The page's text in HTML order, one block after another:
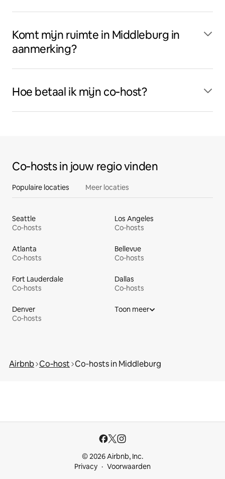
Komt mijn ruimte in Middleburg in
aanmerking?
Hoe betaal ik mijn co‑host?
Co‑hosts in jouw regio vinden
Populaire locaties Meer locaties
Seattle
Co‑hosts
Los Angeles
Co‑hosts
Atlanta
Co‑hosts
Bellevue
Co‑hosts
Fort Lauderdale
Co‑hosts
Dallas
Co‑hosts
Denver
Co‑hosts
Toon meer
Airbnb Co‑host Co‑hosts in Middleburg
© 2026 Airbnb, Inc.
Privacy
Voorwaarden